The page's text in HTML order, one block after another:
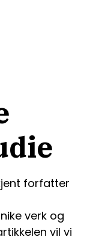
forfatter
verk og
vil vi